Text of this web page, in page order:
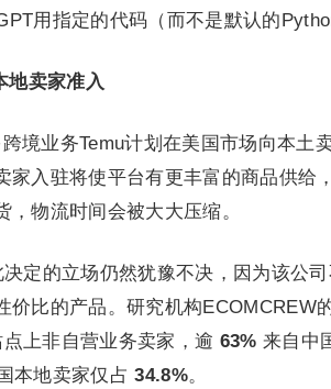
用指定的代码（而不是默认的
地卖家准入
境业务Temu计划在美国市场向本土
家入驻将使平台有更丰富的商品供给
物流时间会被大大压缩。
定的立场仍然犹豫不决，因为该公
价比的产品。研究机构ECOMCREW
上非自营业务卖家，逾 63% 来自中
本地卖家仅占34.8%。